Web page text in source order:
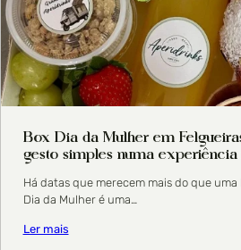
Box Dia da Mulher em
gesto simples numa
Há datas que merecem mais do que
Dia da Mulher é uma…
Ler mais